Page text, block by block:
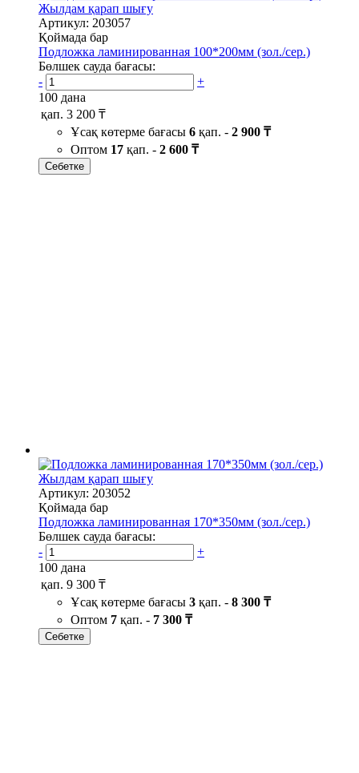
Жылдам қарап шығу
Артикул: 203057
Қоймада бар
Подложка ламинированная 100*200мм (зол./сер.)
Бөлшек сауда бағасы:
-
+
100 дана
қап. 3 200 ₸
Ұсақ көтерме бағасы 6 қап. - 2 900 ₸
Оптом 17 қап. - 2 600 ₸
Себетке
Жылдам қарап шығу
Артикул: 203052
Қоймада бар
Подложка ламинированная 170*350мм (зол./сер.)
Бөлшек сауда бағасы:
-
+
100 дана
қап. 9 300 ₸
Ұсақ көтерме бағасы 3 қап. - 8 300 ₸
Оптом 7 қап. - 7 300 ₸
Себетке